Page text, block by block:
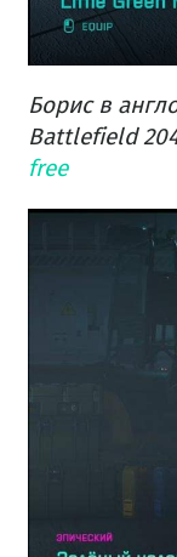
Борис в
Battlefield
free